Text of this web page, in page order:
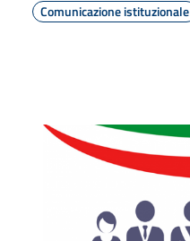
Comunicazione istituzionale